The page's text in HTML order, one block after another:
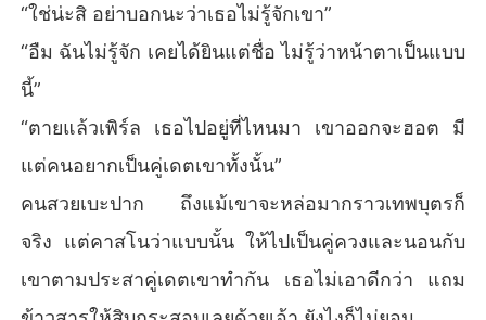
“ใช่น่ะสิ อย่าบอกนะว่าเธอไม่รู้จักเขา”
“อืม ฉันไม่รู้จัก เคยได้ยินแต่ชื่อ ไม่รู้ว่าหน้าตาเป็นแบบ
นี้”
“ตายแล้วเพิร์ล เธอไปอยู่ที่ไหนมา เขาออกจะฮอต มี
แต่คนอยากเป็นคู่เดตเขาทั้งนั้น”
คนสวยเบะปาก ถึงแม้เขาจะหล่อมากราวเทพบุตรก็
จริง แต่คาสโนว่าแบบนั้น ให้ไปเป็นคู่ควงและนอนกับ
เขาตามประสาคู่เดตเขาทำกัน เธอไม่เอาดีกว่า แถม